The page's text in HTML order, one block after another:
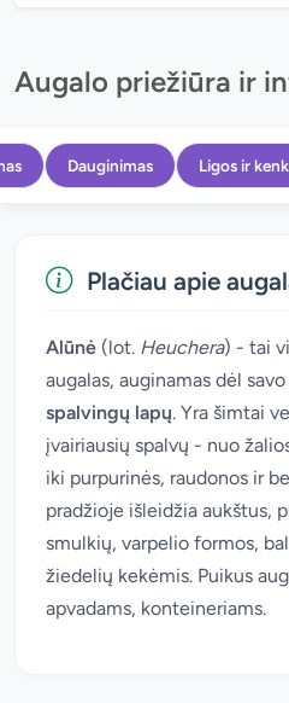
Augalo priežiūra ir
Dauginimas Ligos ir
Plačiau apie
Alūnė (lot. Heuchera) - tai
augalas, auginamas dėl savo
spalvingų lapų. Yra šimtai
įvairiausių spalvų - nuo
iki purpurinės, raudonos ir
pradžioje išleidžia aukštus,
smulkių, varpelio formos,
žiedelių kekėmis. Puikus
apvadams, konteineriams.